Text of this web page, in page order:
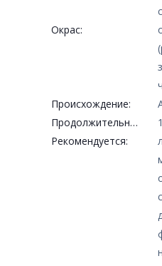
Окрас:
Происхождение:
Продолжительность жизни:
Рекомендуется: